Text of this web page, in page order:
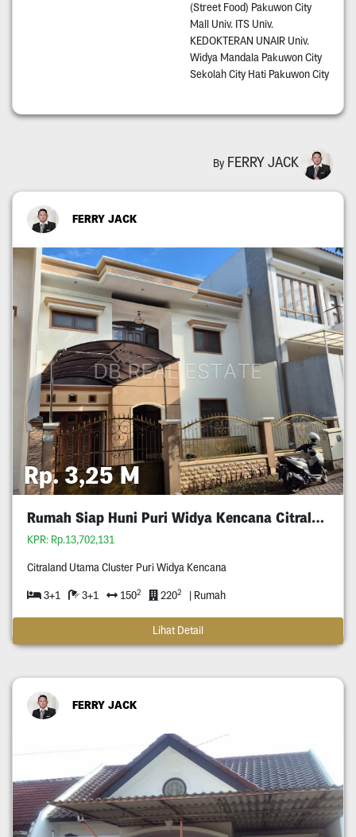
(Street Food) Pakuwon City
Mall Univ. ITS Univ.
KEDOKTERAN UNAIR Univ.
Widya Mandala Pakuwon City
Sekolah City Hati Pakuwon City
By FERRY JACK
FERRY JACK
Rp. 3,25 M
Rumah Siap Huni Puri Widya Kencana Citraland
KPR: Rp.13,702,131
Citraland Utama Cluster Puri Widya Kencana
3+1 3+1 1502 2202 | Rumah
Lihat Detail
FERRY JACK